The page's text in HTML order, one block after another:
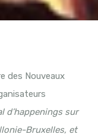
des Nouveaux
d’happenings sur
Bruxelles, et